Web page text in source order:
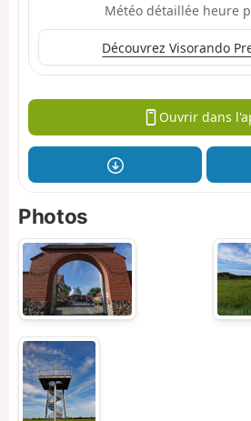
Météo détaillée heure
Découvrez Visorando
Ouvrir dans
Photos